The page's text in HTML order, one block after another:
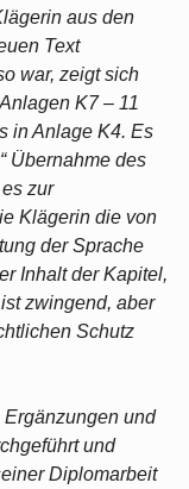
aus den
Text
war, zeigt sich
K7 – 11
in Anlage K4. Es
Übernahme des
zur
Klägerin die von
der Sprache
Inhalt der Kapitel,
zwingend, aber
Schutz
und
und
Diplomarbeit